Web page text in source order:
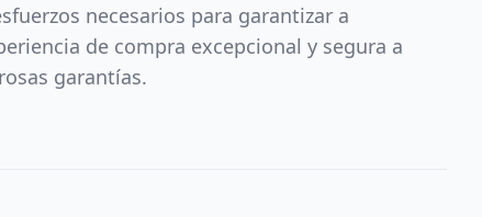
necesarios para garantizar a
de compra excepcional y segura a
garantías.